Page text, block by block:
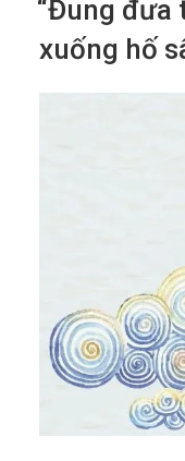
“Đung đưa
xuống hố